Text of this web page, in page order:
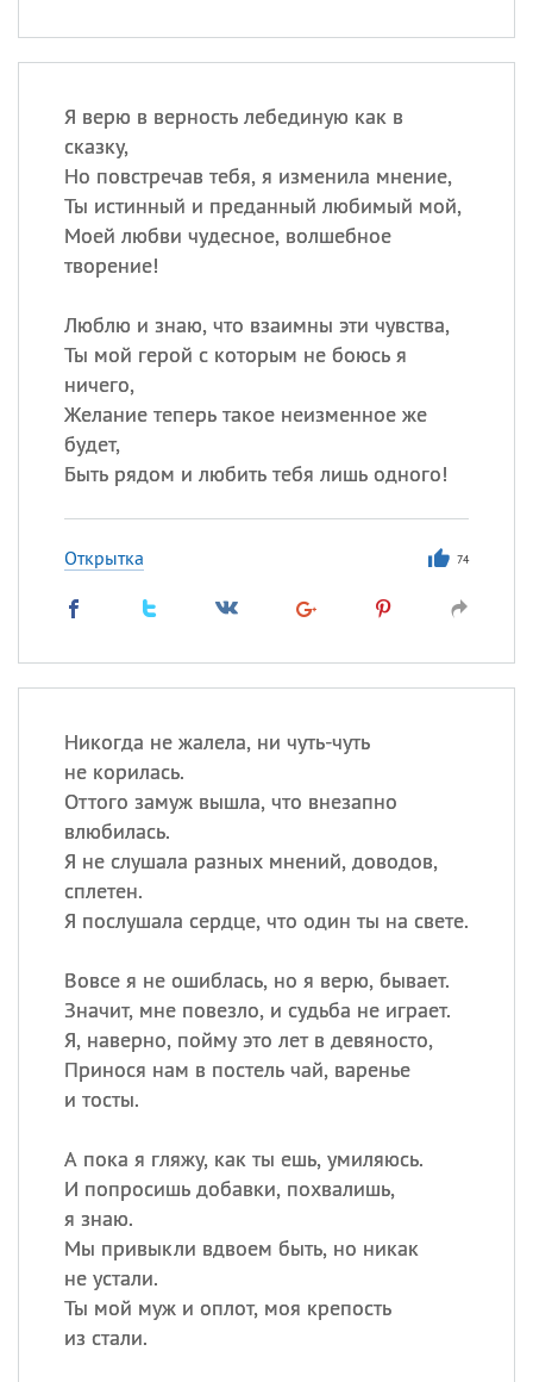
Я верю в верность лебединую как в
сказку,
Но повстречав тебя, я изменила мнение,
Ты истинный и преданный любимый мой,
Моей любви чудесное, волшебное
творение!
Люблю и знаю, что взаимны эти чувства,
Ты мой герой с которым не боюсь я
ничего,
Желание теперь такое неизменное же
будет,
Быть рядом и любить тебя лишь одного!
Открытка 74
Никогда не жалела, ни чуть-чуть
не корилась.
Оттого замуж вышла, что внезапно
влюбилась.
Я не слушала разных мнений, доводов,
сплетен.
Я послушала сердце, что один ты на свете.
Вовсе я не ошиблась, но я верю, бывает.
Значит, мне повезло, и судьба не играет.
Я, наверно, пойму это лет в девяносто,
Принося нам в постель чай, варенье
и тосты.
А пока я гляжу, как ты ешь, умиляюсь.
И попросишь добавки, похвалишь,
я знаю.
Мы привыкли вдвоем быть, но никак
не устали.
Ты мой муж и оплот, моя крепость
из стали.